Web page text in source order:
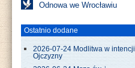
Odnowa we Wrocławiu
Ostatnio dodane
2026-07-24 Modlitwa w intencji
Ojczyzny